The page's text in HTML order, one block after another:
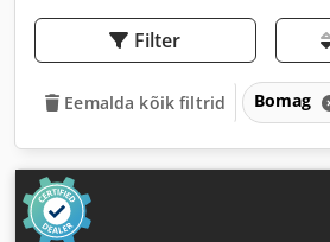
Filter
Eemalda kõik filtrid Bomag